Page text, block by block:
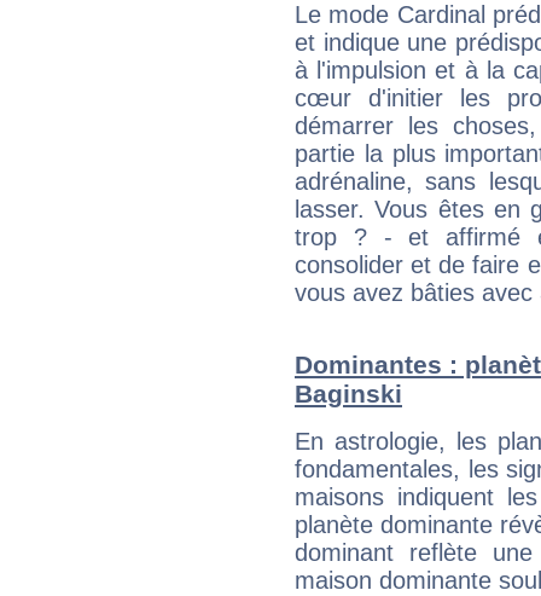
Le mode Cardinal
et indique une
à l'impulsion et à la
cœur d'initier les
démarrer les
partie la plus
adrénaline, sans
lasser. Vous êtes en
trop ? - et affirmé
consolider et de faire
vous avez bâties avec
Dominantes :
Baginski
En astrologie, les
fondamentales, les
maisons indiquent
planète dominante
dominant reflète
maison dominante